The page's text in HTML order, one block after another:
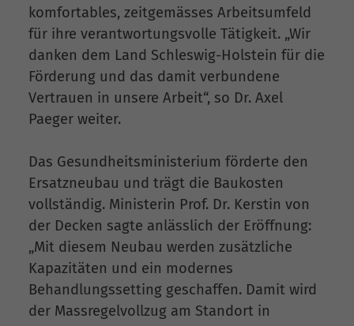
komfortables, zeitgemässes Arbeitsumfeld
für ihre verantwortungsvolle Tätigkeit. „Wir
danken dem Land Schleswig-Holstein für die
Förderung und das damit verbundene
Vertrauen in unsere Arbeit“, so Dr. Axel
Paeger weiter.
Das Gesundheitsministerium förderte den
Ersatzneubau und trägt die Baukosten
vollständig. Ministerin Prof. Dr. Kerstin von
der Decken sagte anlässlich der Eröffnung:
„Mit diesem Neubau werden zusätzliche
Kapazitäten und ein modernes
Behandlungssetting geschaffen. Damit wird
der Massregelvollzug am Standort in